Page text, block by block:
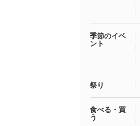
季節のイベ
ント
祭り
食べる・買
う